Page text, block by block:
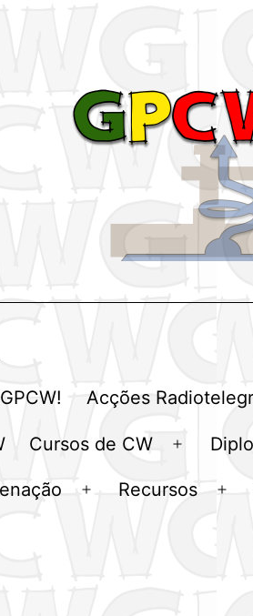
Acções
Cursos de CW
Abrir
AbrirRecursos